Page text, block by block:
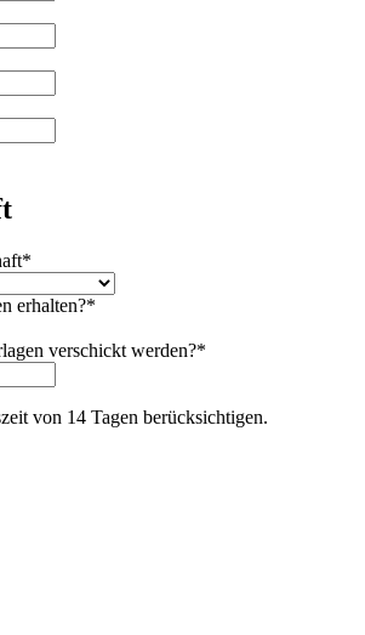
*
erhalten?*
verschickt werden?*
von 14 Tagen berücksichtigen.